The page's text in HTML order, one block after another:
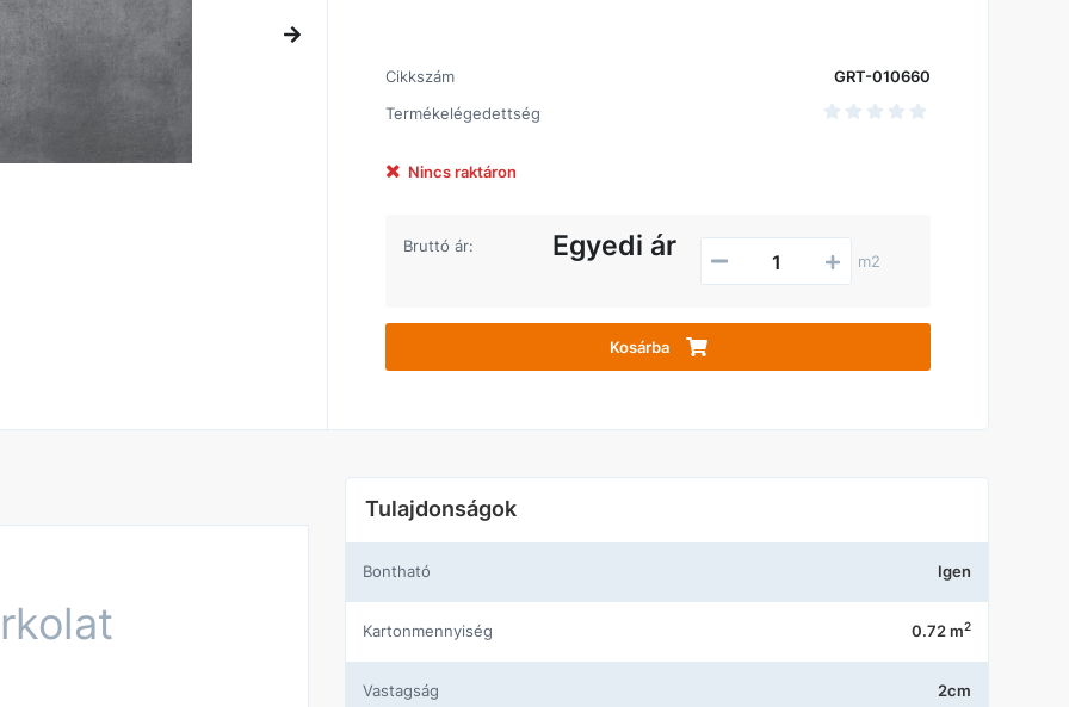
Cikkszám
GRT-010660
Termékelégedettség
Nincs raktáron
Bruttó ár: Egyedi ár m2
Kosárba
Tulajdonságok
Bontható Igen
Kartonmennyiség 0.72 m2
Vastagság 2cm